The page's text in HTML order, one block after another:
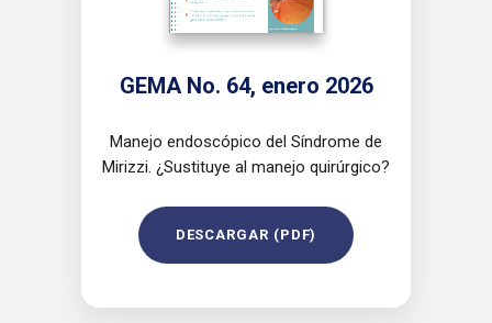
GEMA No. 64, enero 2026
Manejo endoscópico del Síndrome de
Mirizzi. ¿Sustituye al manejo quirúrgico?
DESCARGAR (PDF)